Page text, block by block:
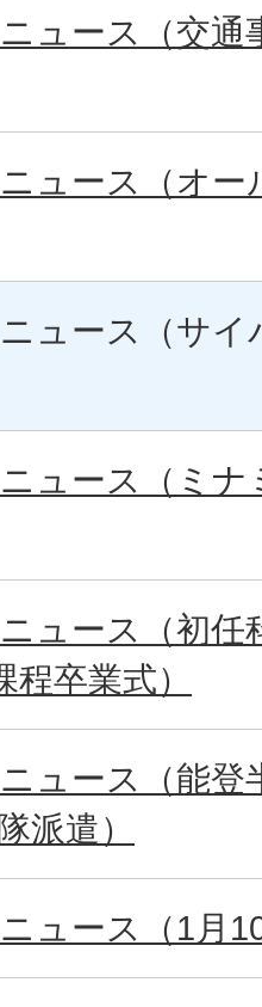
ュース（交通
ュース（オー
ュース（サ
ュース（ミナ
ュース（初任
卒業式）
ュース（能登
派遣）
ュース（1月